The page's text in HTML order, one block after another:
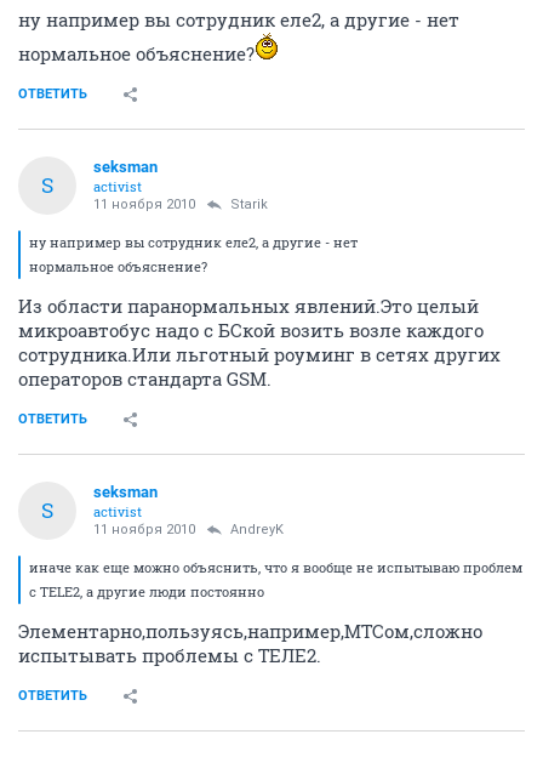
ну например вы сотрудник еле2, а другие - нет
нормальное объяснение?
ОТВЕТИТЬ
S
seksman
activist
11 ноября 2010 Starik
ну например вы сотрудник еле2, а другие - нет
нормальное объяснение?
Из области паранормальных явлений.Это целый
микроавтобус надо с БСкой возить возле каждого
сотрудника.Или льготный роуминг в сетях других
операторов стандарта GSM.
ОТВЕТИТЬ
S
seksman
activist
11 ноября 2010 AndreyK
иначе как еще можно объяснить, что я вообще не испытываю проблем
с TELE2, а другие люди постоянно
Элементарно,пользуясь,например,МТСом,сложно
испытывать проблемы с ТЕЛЕ2.
ОТВЕТИТЬ